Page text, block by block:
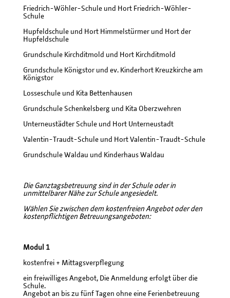
Friedrich-Wöhler-Schule und Hort Friedrich-Wöhler-
Schule
Hupfeldschule und Hort Himmelstürmer und Hort der
Hupfeldschule
Grundschule Kirchditmold und Hort Kirchditmold
Grundschule Königstor und ev. Kinderhort Kreuzkirche am
Königstor
Losseschule und Kita Bettenhausen
Grundschule Schenkelsberg und Kita Oberzwehren
Unterneustädter Schule und Hort Unterneustadt
Valentin-Traudt-Schule und Hort Valentin-Traudt-Schule
Grundschule Waldau und Kinderhaus Waldau
Die Ganztagsbetreuung sind in der Schule oder in
unmittelbarer Nähe zur Schule angesiedelt.
Wählen Sie zwischen dem kostenfreien Angebot oder den
kostenpflichtigen Betreuungsangeboten:
Modul 1
kostenfrei + Mittagsverpflegung
ein freiwilliges Angebot, Die Anmeldung erfolgt über die
Schule.
Angebot an bis zu fünf Tagen ohne eine Ferienbetreuung